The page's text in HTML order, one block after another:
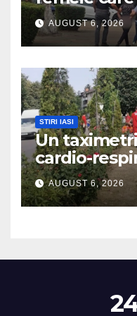
mașina
AUGUST 6, 2026
STIRI IASI
Un
cardio-
se afla la
AUGUST 6, 2026